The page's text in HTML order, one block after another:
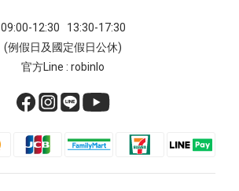
09:00-12:30 13:30-17:30
(例假日及國定假日公休)
官方Line : robinlo